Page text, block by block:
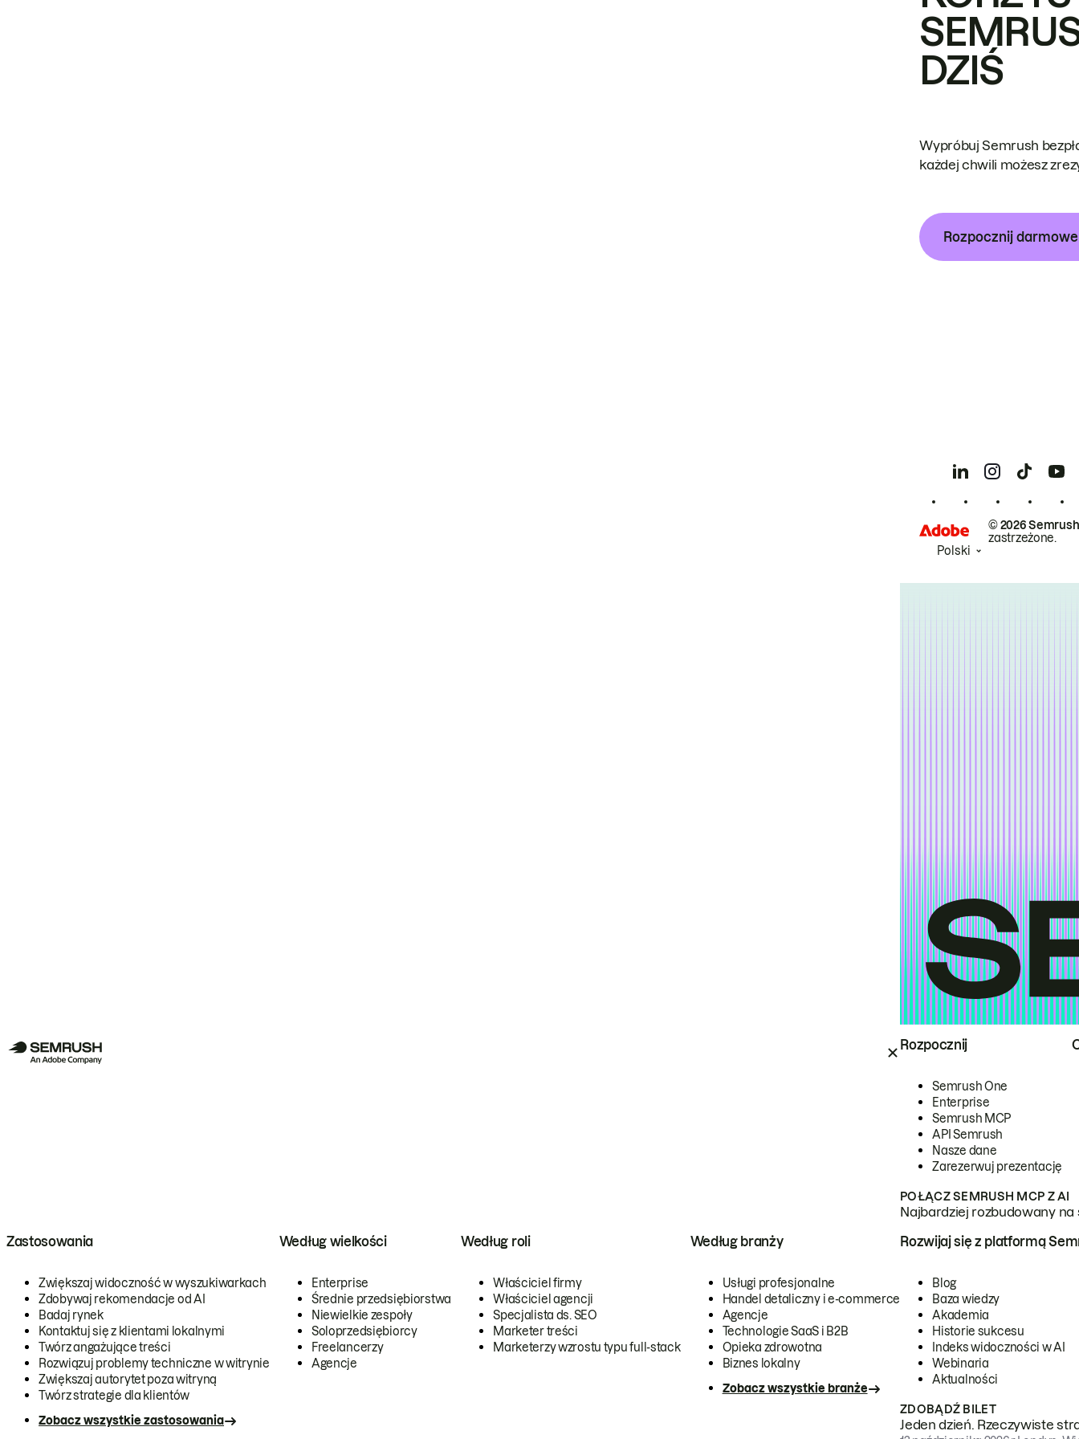
Rozpocznij
Semrush One
Enterprise
Semrush MCP
API Semrush
Nasze dane
Zarezerwuj prezentację
POŁĄCZ SEMRUSH MCP Z AI
Najbardziej rozbudowany
Zastosowania
Zwiększaj widoczność w wyszukiwarkach
Zdobywaj rekomendacje od AI
Badaj rynek
Kontaktuj się z klientami lokalnymi
Twórz angażujące treści
Rozwiązuj problemy techniczne w witrynie
Zwiększaj autorytet poza witryną
Twórz strategie dla klientów
Zobacz wszystkie zastosowania
Według wielkości
Enterprise
Średnie przedsiębiorstwa
Niewielkie zespoły
Soloprzedsiębiorcy
Freelancerzy
Agencje
Według roli
Właściciel firmy
Właściciel agencji
Specjalista ds. SEO
Marketer treści
Marketerzy wzrostu typu full-stack
Według branży
Usługi profesjonalne
Handel detaliczny i e-commerce
Agencje
Technologie SaaS i B2B
Opieka zdrowotna
Biznes lokalny
Zobacz wszystkie branże
Rozwijaj się z platformą
Blog
Baza wiedzy
Akademia
Historie sukcesu
Indeks widoczności w AI
Webinaria
Aktualności
ZDOBĄDŹ BILET
Jeden dzień. Rzeczywiste
DZIŚ
Wypróbuj Semrush
każdej chwili możesz
Rozpocznij
© 2026
zastrzeżone.
Polski